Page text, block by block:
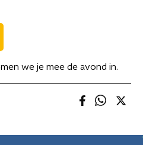
we je mee de avond in.